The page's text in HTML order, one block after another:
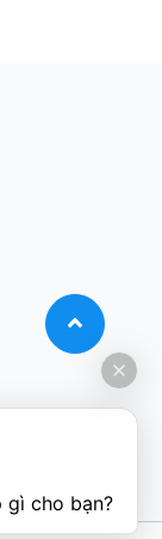
gì cho bạn?